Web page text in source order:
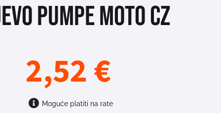
PUMPE MOTO CZ
2,52€
Moguće platiti na rate